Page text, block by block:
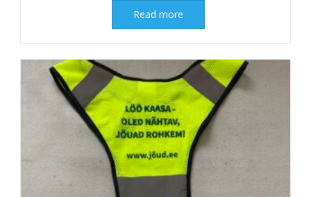
Read more